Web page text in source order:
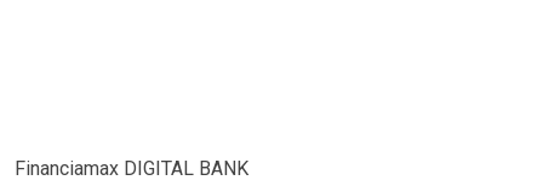
Financiamax DIGITAL BANK